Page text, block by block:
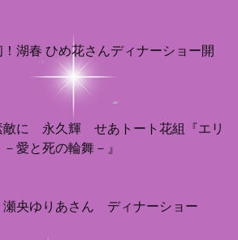
湖春 ひめ花さんディナーショー開
敵に 永久輝 せあトート花組『エリ
愛と死の輪舞－』
央ゆりあさん ディナーショー